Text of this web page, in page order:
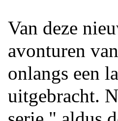
Van deze
avonturen
onlangs een
uitgebracht.